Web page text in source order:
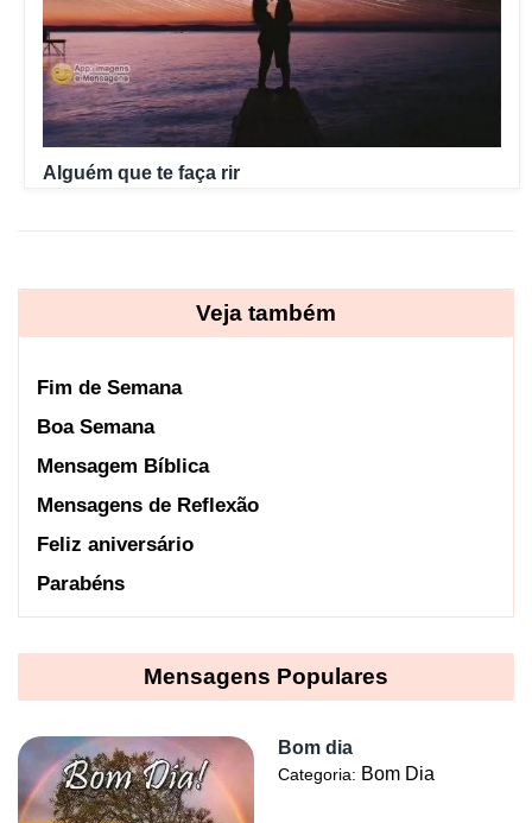
Alguém que te faça rir
Veja também
Fim de Semana
Boa Semana
Mensagem Bíblica
Mensagens de Reflexão
Feliz aniversário
Parabéns
Mensagens Populares
Bom dia
Categoria: Bom Dia